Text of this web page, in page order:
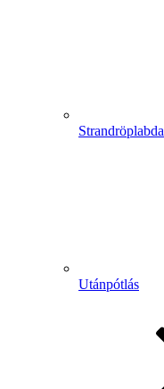
Strandröplabda
Utánpótlás